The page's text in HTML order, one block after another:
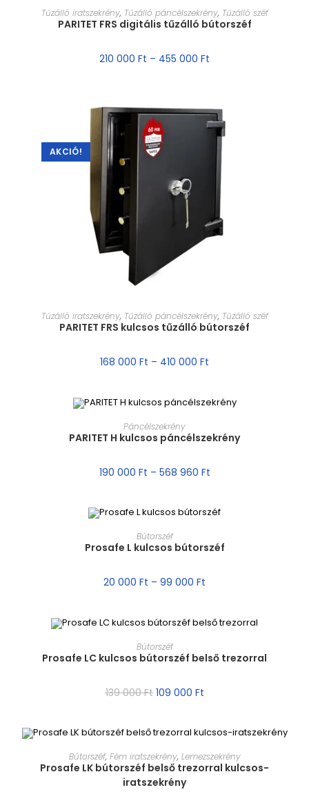
MÉRET VÁLASZTÁSA
Tűzálló iratszekrény, Tűzálló páncélszekrény, Tűzálló széf
PARITET FRS digitális tűzálló bútorszéf
210 000 Ft – 455 000 Ft
AKCIÓ!
MÉRET VÁLASZTÁSA
Tűzálló iratszekrény, Tűzálló páncélszekrény, Tűzálló széf
PARITET FRS kulcsos tűzálló bútorszéf
168 000 Ft – 410 000 Ft
MÉRET VÁLASZTÁSA
Páncélszekrény
PARITET H kulcsos páncélszekrény
190 000 Ft – 568 960 Ft
MÉRET VÁLASZTÁSA
Bútorszéf
Prosafe L kulcsos bútorszéf
20 000 Ft – 99 000 Ft
MÉRET VÁLASZTÁSA
Bútorszéf
Prosafe LC kulcsos bútorszéf belső trezorral
139 000Ft 109 000 Ft
MÉRET VÁLASZTÁSA
Bútorszéf, Fém iratszekrény, Lemezszekrény
Prosafe LK bútorszéf belső trezorral kulcsos-
iratszekrény